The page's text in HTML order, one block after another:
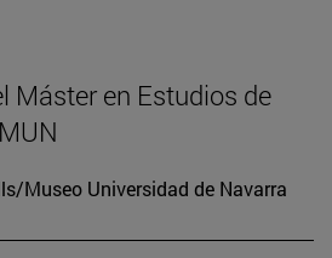
Máster en Estudios de
Museo Universidad de Navarra